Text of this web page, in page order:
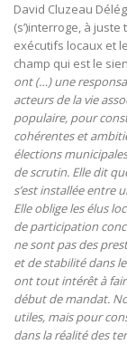
David Cluzeau
(s’)interroge, à
exécutifs locaux et
champ qui est le
ont (…) une
acteurs de la vie
populaire, pour
cohérentes et
élections
de scrutin. Elle dit
s’est installée entre
Elle oblige les élus
de participation
ne sont pas des
et de stabilité dans
ont tout intérêt à
début de mandat.
utiles, mais pour
dans la réalité des